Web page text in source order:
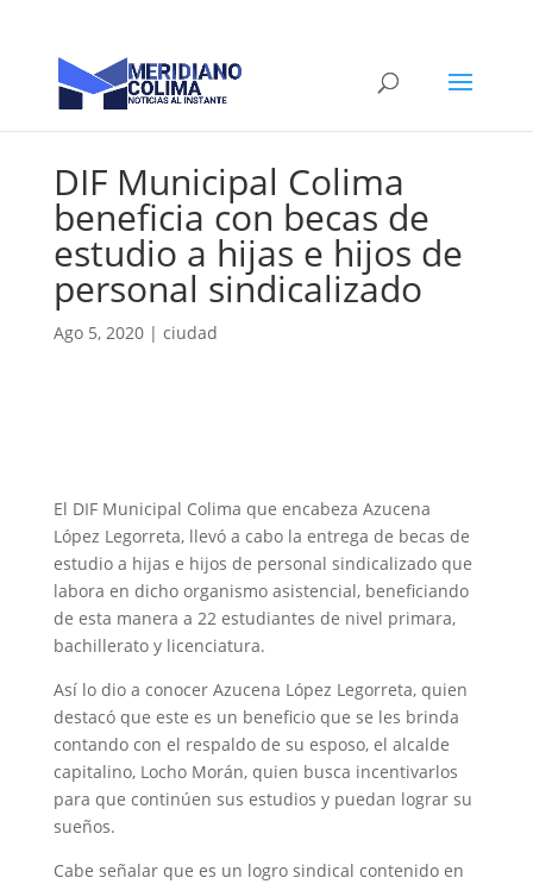
DIF Municipal Colima
beneficia con becas de
estudio a hijas e hijos de
personal sindicalizado
Ago 5, 2020| ciudad
El DIF Municipal Colima que encabeza Azucena
López Legorreta, llevó a cabo la entrega de becas de
estudio a hijas e hijos de personal sindicalizado que
labora en dicho organismo asistencial, beneficiando
de esta manera a 22 estudiantes de nivel primara,
bachillerato y licenciatura.
Así lo dio a conocer Azucena López Legorreta, quien
destacó que este es un beneficio que se les brinda
contando con el respaldo de su esposo, el alcalde
capitalino, Locho Morán, quien busca incentivarlos
para que continúen sus estudios y puedan lograr su
sueños.
Cabe señalar que es un logro sindical contenido en